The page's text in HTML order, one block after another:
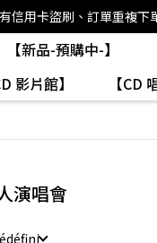
用卡盜刷、訂單重複下
【新品-預購中-】
影片館】
【CD
演唱會